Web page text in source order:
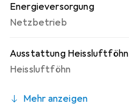
Energieversorgung
Netzbetrieb
Ausstattung Heissluftföhn
Heissluftföhn
Mehr anzeigen